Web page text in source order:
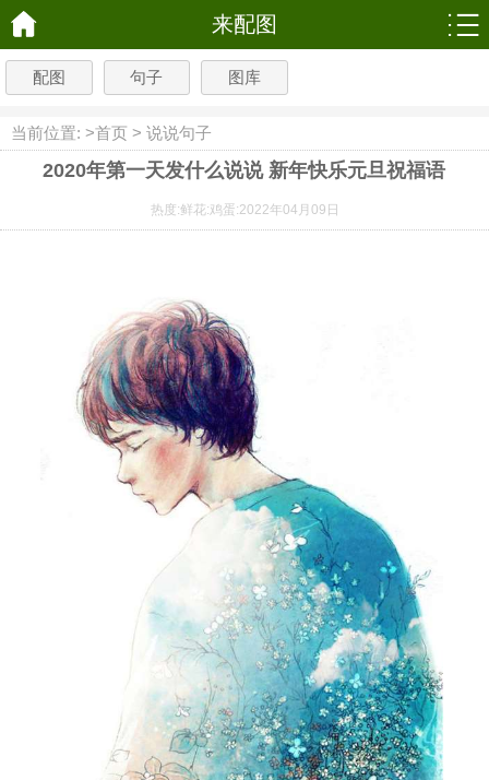
来配图
配图 句子 图库
当前位置: >首页 > 说说句子
2020年第一天发什么说说 新年快乐元旦祝福语
热度:鲜花:鸡蛋:2022年04月09日